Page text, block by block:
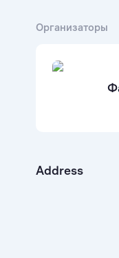
Организаторы
Address